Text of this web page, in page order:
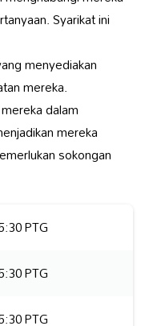
Syarikat ini
menyediakan
mereka.
dalam
mereka
sokongan
PTG
PTG
PTG